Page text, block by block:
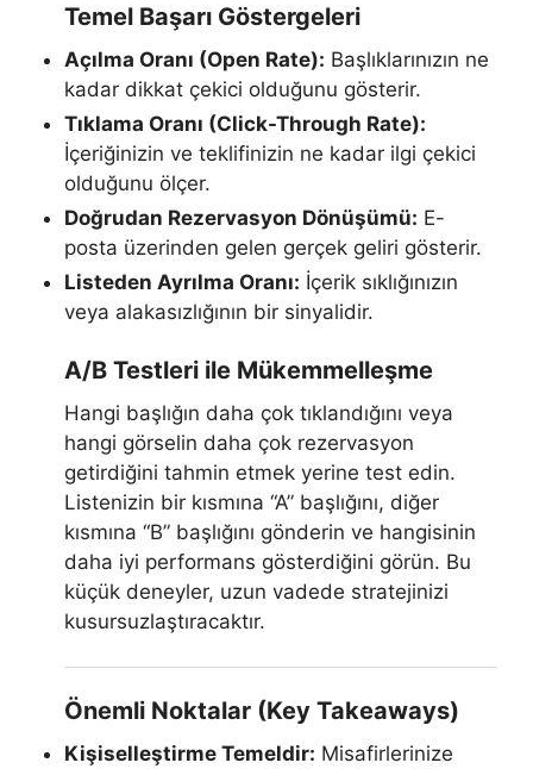
Temel Başarı Göstergeleri
Açılma Oranı (Open Rate): Başlıklarınızın ne
kadar dikkat çekici olduğunu gösterir.
Tıklama Oranı (Click-Through Rate):
İçeriğinizin ve teklifinizin ne kadar ilgi çekici
olduğunu ölçer.
Doğrudan Rezervasyon Dönüşümü: E-
posta üzerinden gelen gerçek geliri gösterir.
Listeden Ayrılma Oranı: İçerik sıklığınızın
veya alakasızlığının bir sinyalidir.
A/B Testleri ile Mükemmelleşme
Hangi başlığın daha çok tıklandığını veya
hangi görselin daha çok rezervasyon
getirdiğini tahmin etmek yerine test edin.
Listenizin bir kısmına “A” başlığını, diğer
kısmına “B” başlığını gönderin ve hangisinin
daha iyi performans gösterdiğini görün. Bu
küçük deneyler, uzun vadede stratejinizi
kusursuzlaştıracaktır.
Önemli Noktalar (Key Takeaways)
Kişiselleştirme Temeldir: Misafirlerinize